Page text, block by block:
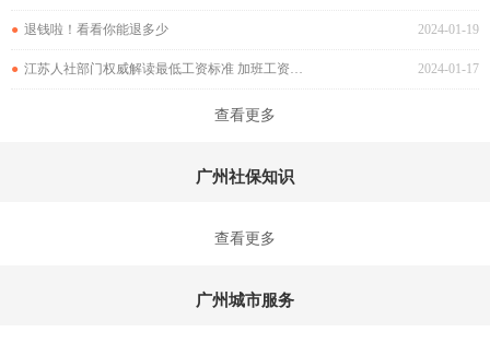
● 退钱啦！看看你能退多少 2024-01-19
● 江苏人社部门权威解读最低工资标准 加班工资、高温津贴需另行支付 2024-01-17
查看更多
广州社保知识
查看更多
广州城市服务